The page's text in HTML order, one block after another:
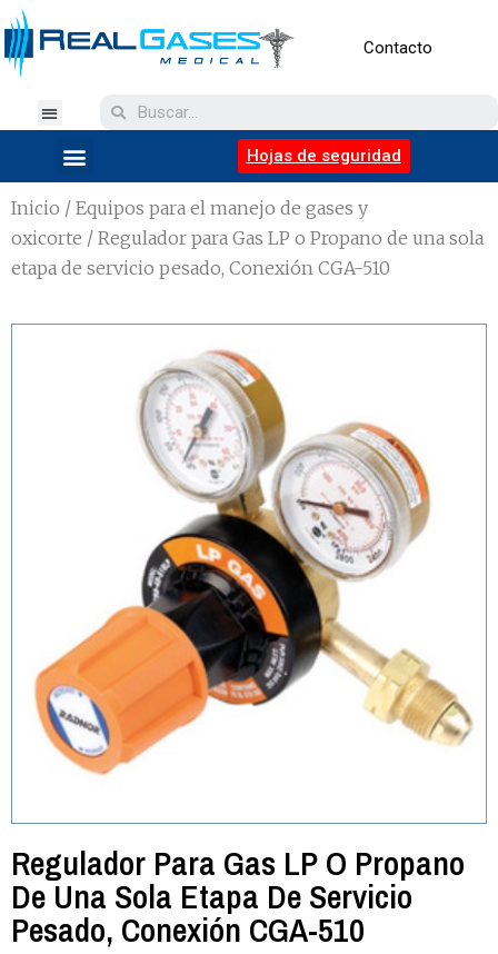
Contacto
Hojas de seguridad
Inicio / Equipos para el manejo de gases y
oxicorte / Regulador para Gas LP o Propano de una sola
etapa de servicio pesado, Conexión CGA-510
Regulador Para Gas LP O Propano
De Una Sola Etapa De Servicio
Pesado, Conexión CGA-510